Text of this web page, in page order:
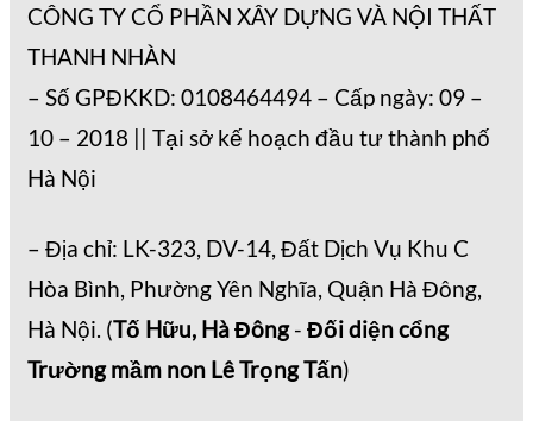
CÔNG TY CỔ PHẦN XÂY DỰNG VÀ NỘI THẤT
THANH NHÀN
– Số GPĐKKD: 0108464494 – Cấp ngày: 09 –
10 – 2018 || Tại sở kế hoạch đầu tư thành phố
Hà Nội
– Địa chỉ: LK-323, DV-14, Đất Dịch Vụ Khu C
Hòa Bình, Phường Yên Nghĩa, Quận Hà Đông,
Hà Nội. (Tố Hữu, Hà Đông- Đối diện cổng
Trường mầm non Lê Trọng Tấn)